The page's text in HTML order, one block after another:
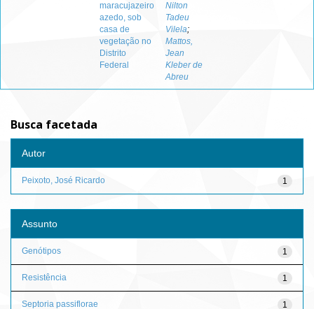
maracujazeiro
azedo, sob
casa de
vegetação no
Distrito
Federal
Nilton
Tadeu
Vilela;
Mattos,
Jean
Kleber de
Abreu
Busca facetada
Autor
1
Peixoto, José Ricardo
Assunto
1
Genótipos
1
Resistência
1
Septoria passiflorae